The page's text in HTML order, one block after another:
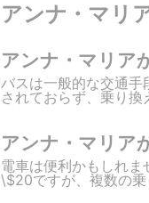
アンナ・マリ
アンナ・マリア
バスは一般的な交通
されておらず、乗り換
アンナ・マリア
電車は便利かもしれ
\$20ですが、複数の乗